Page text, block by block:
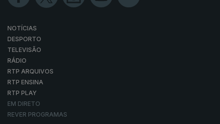
NOTÍCIAS
DESPORTO
TELEVISÃO
RÁDIO
RTP ARQUIVOS
RTP ENSINA
RTP PLAY
EM DIRETO
REVER PROGRAMAS